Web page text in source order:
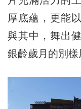
厚底蘊，更能
與其中，舞出
銀齡歲月的別樣